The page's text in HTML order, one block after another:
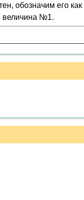
обозначим его как
величина №1.